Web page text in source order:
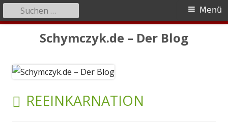
Schymczyk.de – Der Blog
Primäres
Menü
Suchen
nach:
SCHLAGWORT:
REEINKARNATION